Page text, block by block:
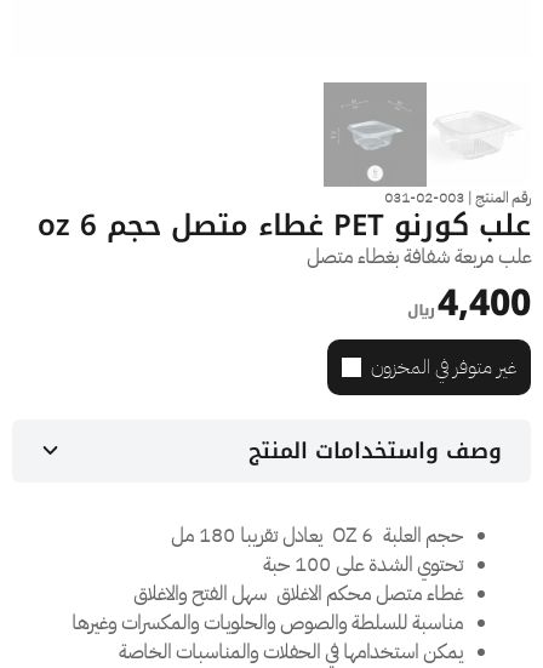
رقم المنتج | 003-02-031
علب كورنو PET غطاء متصل حجم oz 6
علب مربعة شفافة بغطاء متصل
4,400﷼
غير متوفر في المخزون
وصف واستخدامات المنتج
حجم العلبة 6 OZ يعادل تقريبا 180 مل
تحتوي الشدة على 100 حبة
غطاء متصل محكم الاغلاق سهل الفتح والاغلاق
مناسبة للسلطة والصوص والحلويات والمكسرات وغيرها
يمكن استخدامها في الحفلات والمناسبات الخاصة